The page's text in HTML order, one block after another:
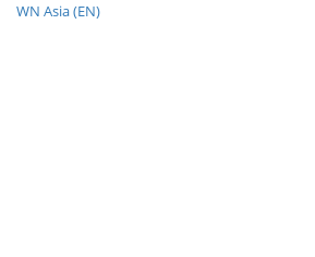
WN Asia (EN)